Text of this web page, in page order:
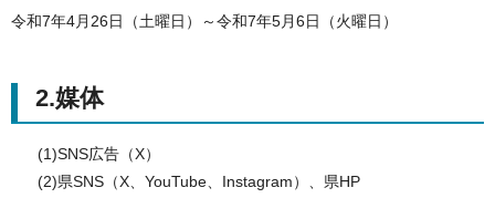
令和7年4月26日（土曜日）～令和7年5月6日（火曜日）
2.媒体
(1)SNS広告（X）
(2)県SNS（X、YouTube、Instagram）、県HP